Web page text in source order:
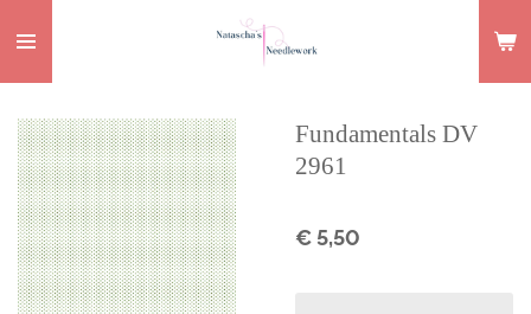
direct
naar
de
hoofdinhoud
Fundamentals DV
2961
€ 5,50